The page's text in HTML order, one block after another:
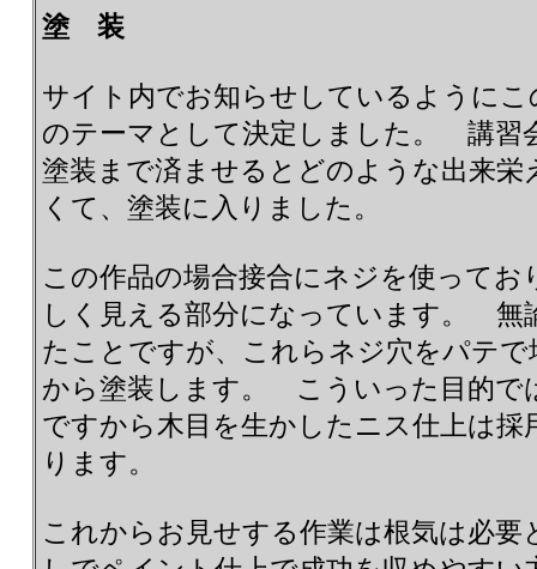
塗 装
サイト内でお知らせしているように
のテーマとして決定しました。 講習
塗装まで済ませるとどのような出来
くて、塗装に入りました。
この作品の場合接合にネジを使って
しく見える部分になっています。 無
たことですが、これらネジ穴をパテ
から塗装します。 こういった目的で
ですから木目を生かしたニス仕上は
ります。
これからお見せする作業は根気は必